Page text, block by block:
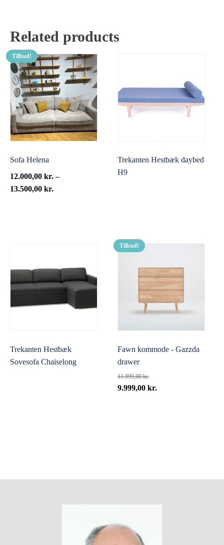
Related products
Tilbud!
Sofa Helena
12.000,00 kr. –
13.500,00 kr.
Trekanten Hestbæk daybed
H9
Trekanten Hestbæk
Sovesofa Chaiselong
Tilbud!
Fawn kommode - Gazzda
drawer
11.999,00kr.
Den
9.999,00kr.